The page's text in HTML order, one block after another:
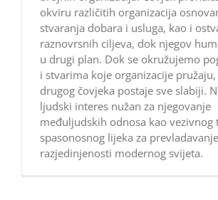
okviru različitih organizacija
stvaranja dobara i usluga, kao i
raznovrsnih ciljeva, dok njegov
u drugi plan. Dok se okružujemo
i stvarima koje organizacije pružaju,
drugog čovjeka postaje sve slabiji.
ljudski interes nužan za njegovanje
međuljudskih odnosa kao vezivnog
spasonosnog lijeka za prevladavanje
razjedinjenosti modernog svijeta.